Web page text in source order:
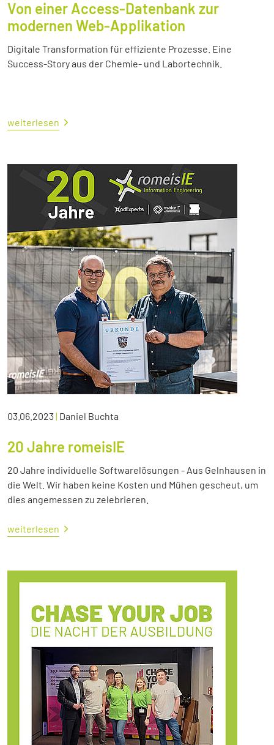
Von einer Access-Datenbank zur
modernen Web-Applikation
Digitale Transformation für effiziente Prozesse. Eine
Success-Story aus der Chemie- und Labortechnik.
weiterlesen
03.06.2023| Daniel Buchta
20 Jahre romeisIE
20 Jahre individuelle Softwarelösungen - Aus Gelnhausen in
die Welt. Wir haben keine Kosten und Mühen gescheut, um
dies angemessen zu zelebrieren.
weiterlesen